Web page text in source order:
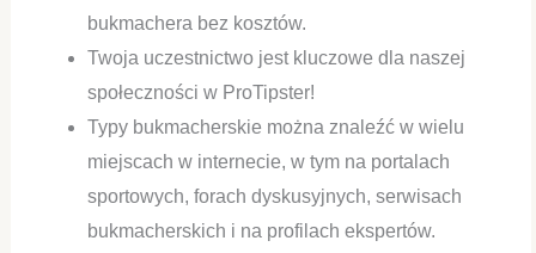
bukmachera bez kosztów.
Twoja uczestnictwo jest kluczowe dla naszej
społeczności w ProTipster!
Typy bukmacherskie można znaleźć w wielu
miejscach w internecie, w tym na portalach
sportowych, forach dyskusyjnych, serwisach
bukmacherskich i na profilach ekspertów.